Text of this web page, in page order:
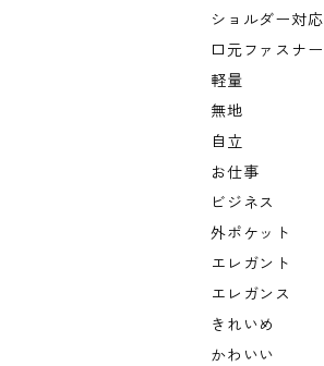
ショルダー対応
口元ファスナー
軽量
無地
自立
お仕事
ビジネス
外ポケット
エレガント
エレガンス
きれいめ
かわいい